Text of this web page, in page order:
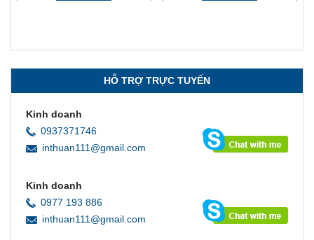
HỖ TRỢ TRỰC TUYẾN
Kinh doanh
0937371746
inthuan111@gmail.com
Kinh doanh
0977 193 886
inthuan111@gmail.com